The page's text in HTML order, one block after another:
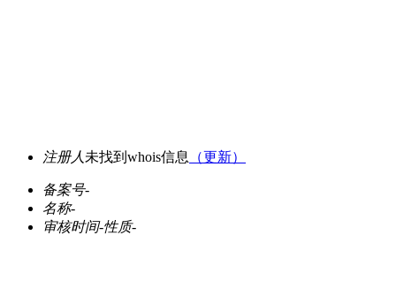
注册人 未找到whois信息 （更新）
备案号-
名称-
审核时间-性质-